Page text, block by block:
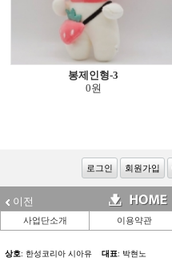
봉제인형-3
0원
로그인 회원가입
이전
사업단소개 이용약관
상호: 한성코리아 시아유 대표: 박현노